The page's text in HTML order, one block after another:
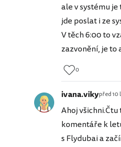
ale v systému
jde poslat i ze
V těch 6:00 to
zazvonění, je to
0
ivana.vikypřed 10
Ahoj
komentáře k
s Flydubai a